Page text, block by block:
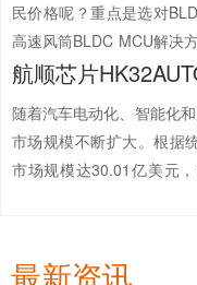
民价格呢？重点是选对
高速风筒BLDC MCU解决
样效率，可提高电机的工
成本。... 【详情+】
航顺芯片
随着汽车电动化、智能化
市场规模不断扩大。根据
市场规模达30.01亿美元
最新资讯